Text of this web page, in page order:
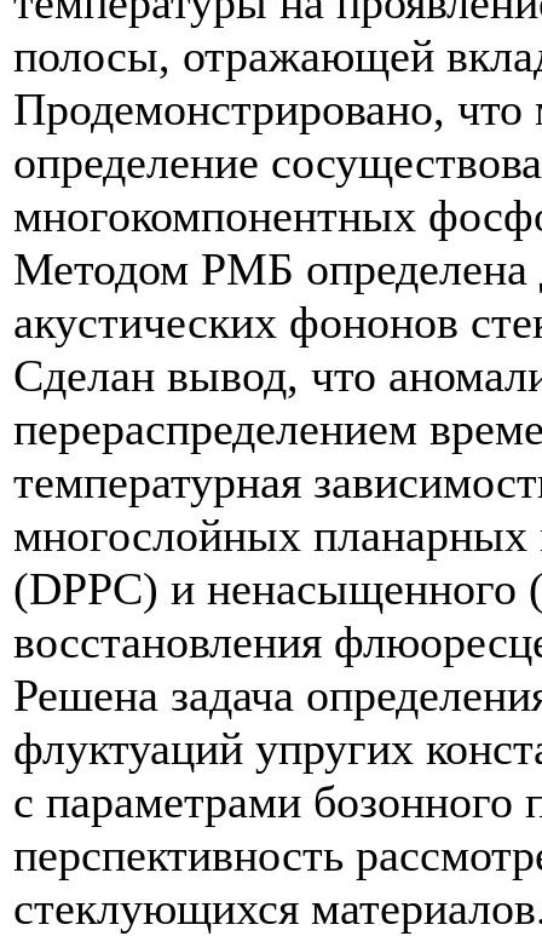
полосы, отражающей
Продемонстрировано,
определение
многокомпонентных
Методом РМБ определена
акустических фононов
Сделан вывод, что
перераспределением
температурная
многослойных
(DPPC) и ненасыщенного
восстановления
Решена задача
флуктуаций упругих
с параметрами бозонного
перспективность
стеклующихся